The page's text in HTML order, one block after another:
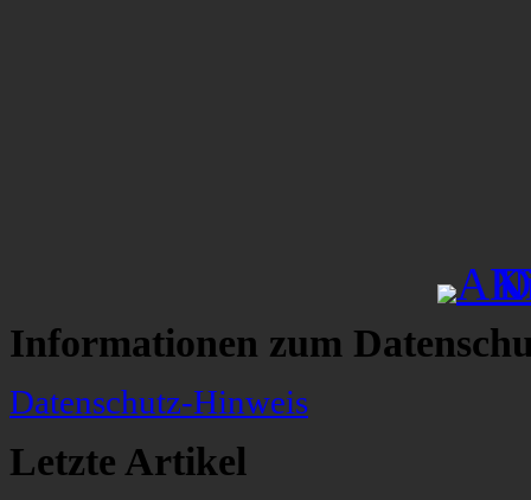
Informationen zum
Datenschutz-Hinweis
Letzte Artikel